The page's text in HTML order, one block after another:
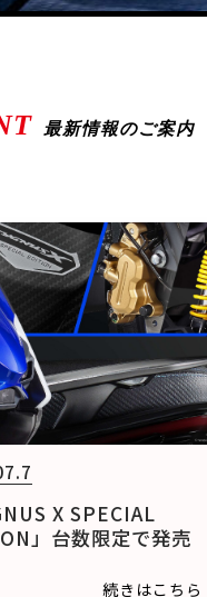
最新情報のご案内
X SPECIAL
」台数限定で発売
続きはこちら